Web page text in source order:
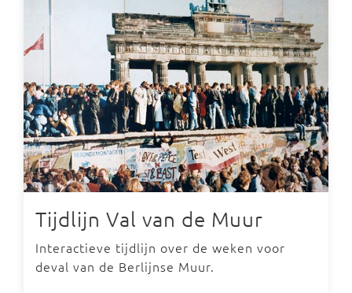
Tijdlijn Val van de Muur
Interactieve tijdlijn over de weken voor
deval van de Berlijnse Muur.